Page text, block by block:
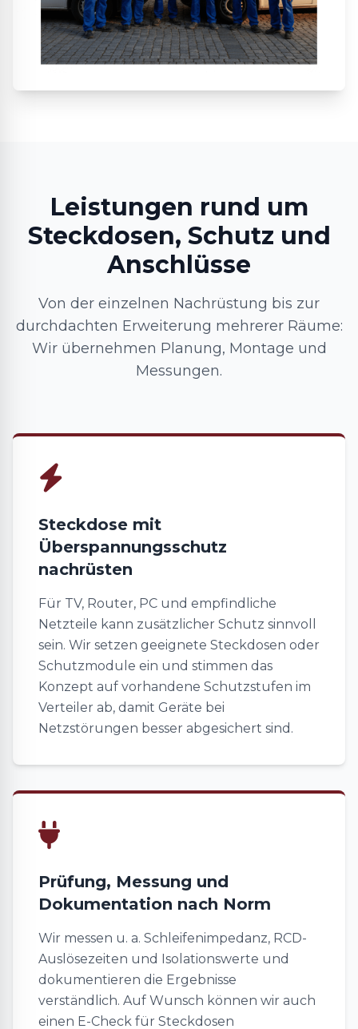
Leistungen rund um
Steckdosen, Schutz und
Anschlüsse
Von der einzelnen Nachrüstung bis zur
durchdachten Erweiterung mehrerer Räume:
Wir übernehmen Planung, Montage und
Messungen.
Steckdose mit
Überspannungsschutz
nachrüsten
Für TV, Router, PC und empfindliche
Netzteile kann zusätzlicher Schutz sinnvoll
sein. Wir setzen geeignete Steckdosen oder
Schutzmodule ein und stimmen das
Konzept auf vorhandene Schutzstufen im
Verteiler ab, damit Geräte bei
Netzstörungen besser abgesichert sind.
Prüfung, Messung und
Dokumentation nach Norm
Wir messen u. a. Schleifenimpedanz, RCD-
Auslösezeiten und Isolationswerte und
dokumentieren die Ergebnisse
verständlich. Auf Wunsch können wir auch
einen E-Check für Steckdosen